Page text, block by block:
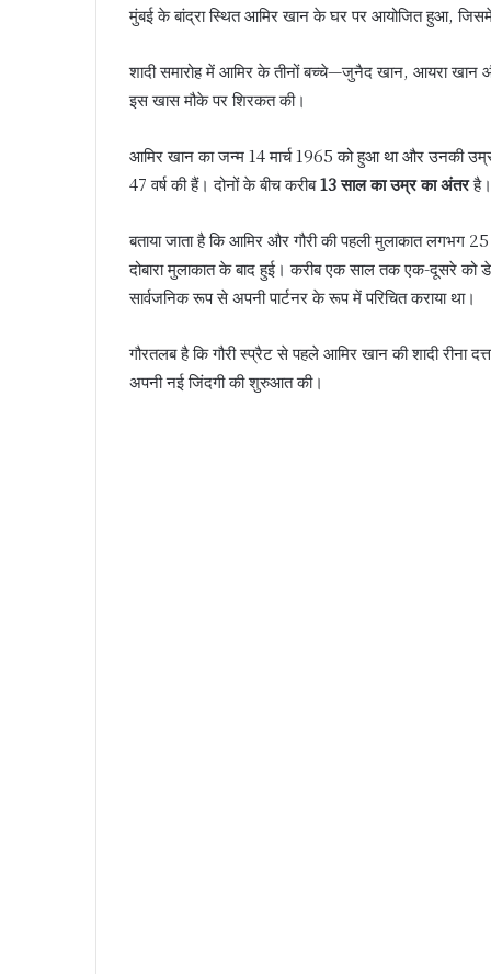
मुंबई के बांद्रा स्थित आमिर खान के घर पर आयोजित हुआ,
शादी समारोह में आमिर के तीनों बच्चे—जुनैद खान, आयरा खान
इस खास मौके पर शिरकत की।
आमिर खान का जन्म 14 मार्च 1965 को हुआ था और उनकी
47 वर्ष की हैं। दोनों के बीच करीब13 साल का उम्र का अंतरहै।
बताया जाता है कि आमिर और गौरी की पहली मुलाकात
दोबारा मुलाकात के बाद हुई। करीब एक साल तक एक-दूसरे
सार्वजनिक रूप से अपनी पार्टनर के रूप में परिचित कराया था।
गौरतलब है कि गौरी स्प्रैट से पहले आमिर खान की शादी रीना
अपनी नई जिंदगी की शुरुआत की।